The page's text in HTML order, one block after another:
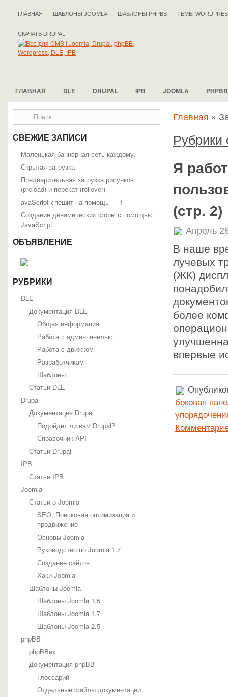
ГЛАВНАЯ ШАБЛОНЫ JOOMLA ШАБЛОНЫ PHPBB ТЕМЫ
СКАЧАТЬ DRUPAL
ГЛАВНАЯ DLE DRUPAL IPB JOOMLA PHPBB
СВЕЖИЕ ЗАПИСИ
Маленькая баннерная сеть каждому.
Скрытая загрузка
Предварительная загрузка рисунков
(preload) и перекат (rollover)
avaScript спешит на помощь — 1
Создание динамических форм с помощью
JavaScript
ОБЪЯВЛЕНИЕ
РУБРИКИ
DLE
Документация DLE
Общая информация
Работа с админпанелью
Работа с движком
Разработчикам
Шаблоны
Статьи DLE
Drupal
Документация Drupal
Подойдёт ли вам Drupal?
Справочник API
Статьи Drupal
IPB
Статьи IPB
Joomla
Статьи о Joomla
SEO, Поисковая оптимизация и
продвижение
Основы Joomla
Руководство по Joomla 1.7
Создание сайтов
Хаки Joomla
Шаблоны Joomla
Шаблоны Joomla 1.5
Шаблоны Joomla 1.7
Шаблоны Joomla 2.5
phpBB
phpBBex
Документация phpBB
Глоссарий
Отдельные файлы документации
Главная »
Рубрики
Я
(стр. 2)
Апрель
В наше
лучевых
(ЖК)
более
впервые
боковая